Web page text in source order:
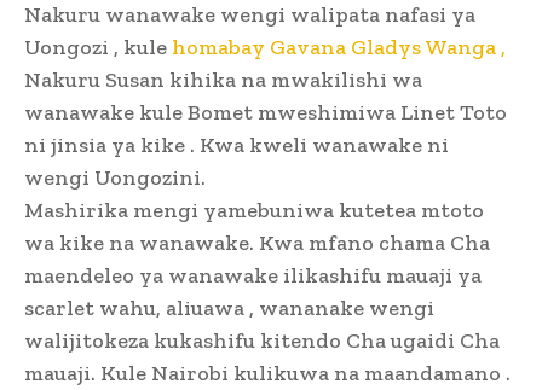
Nakuru wanawake wengi walipata nafasi ya
Uongozi , kule homabay Gavana Gladys Wanga ,
Nakuru Susan kihika na mwakilishi wa
wanawake kule Bomet mweshimiwa Linet Toto
ni jinsia ya kike . Kwa kweli wanawake ni
wengi Uongozini.
Mashirika mengi yamebuniwa kutetea mtoto
wa kike na wanawake. Kwa mfano chama Cha
maendeleo ya wanawake ilikashifu mauaji ya
scarlet wahu, aliuawa , wananake wengi
walijitokeza kukashifu kitendo Cha ugaidi Cha
mauaji. Kule Nairobi kulikuwa na maandamano .